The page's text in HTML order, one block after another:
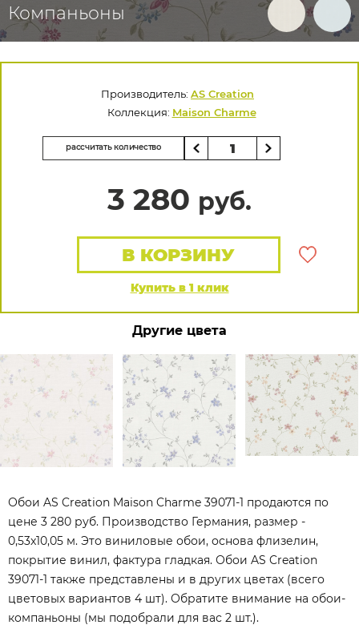
Компаньоны
Производитель: AS Creation
Коллекция: Maison Charme
рассчитать количество
3 280 руб.
Купить в 1 клик
В КОРЗИНУ
Другие цвета
Обои AS Creation Maison Charme 39071-1 продаются по
цене 3 280 руб. Производство Германия, размер -
0,53x10,05 м. Это виниловые обои, основа флизелин,
покрытие винил, фактура гладкая. Обои AS Creation
39071-1 также представлены и в других цветах (всего
цветовых вариантов 4 шт). Обратите внимание на обои-
компаньоны (мы подобрали для вас 2 шт.).